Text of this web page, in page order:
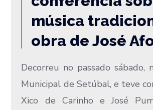
música
obra de José
Decorreu no passado sábado,
Municipal de Setúbal, e teve
Xico de Carinho e José